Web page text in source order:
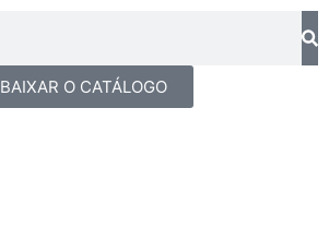
BAIXAR O CATÁLOGO